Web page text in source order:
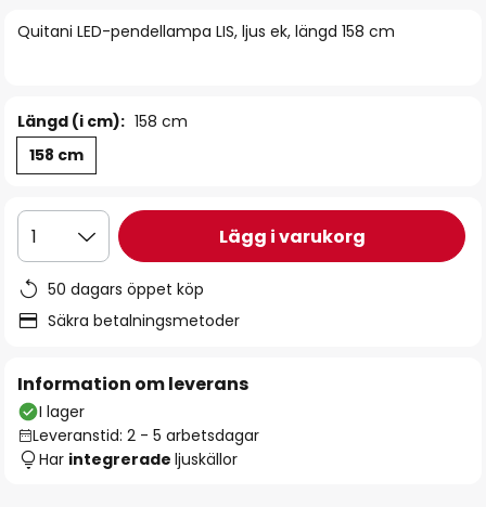
Quitani LED-pendellampa LIS, ljus ek, längd 158 cm
Längd (i cm): 158 cm
158 cm
1 Lägg i varukorg
50 dagars öppet köp
Säkra betalningsmetoder
Information om leverans
I lager
Leveranstid: 2 - 5 arbetsdagar
Har integrerade ljuskällor